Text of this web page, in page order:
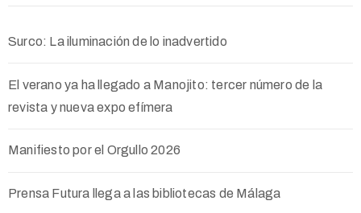
Surco: La iluminación de lo inadvertido
El verano ya ha llegado a Manojito: tercer número de la
revista y nueva expo efímera
Manifiesto por el Orgullo 2026
Prensa Futura llega a las bibliotecas de Málaga